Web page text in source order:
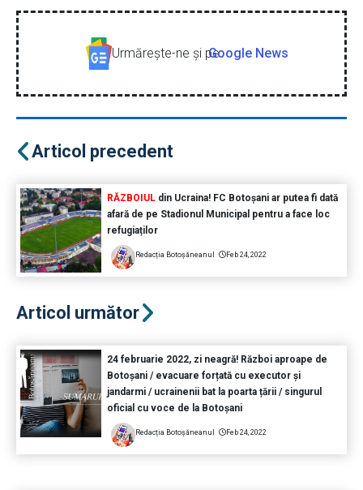
Urmăreşte-ne şi peGoogle News
Articol precedent
RĂZBOIULdin Ucraina! FC Botoșani ar putea fi dată
afară de pe Stadionul Municipal pentru a face loc
refugiaților
Redacția Botoșăneanul Feb 24, 2022
Articol următor
24 februarie 2022, zi neagră! Război aproape de
Botoșani / evacuare forțată cu executor și
jandarmi / ucrainenii bat la poarta țării / singurul
oficial cu voce de la Botoșani
Redacția Botoșăneanul Feb 24, 2022